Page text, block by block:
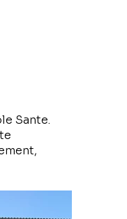
Sante.